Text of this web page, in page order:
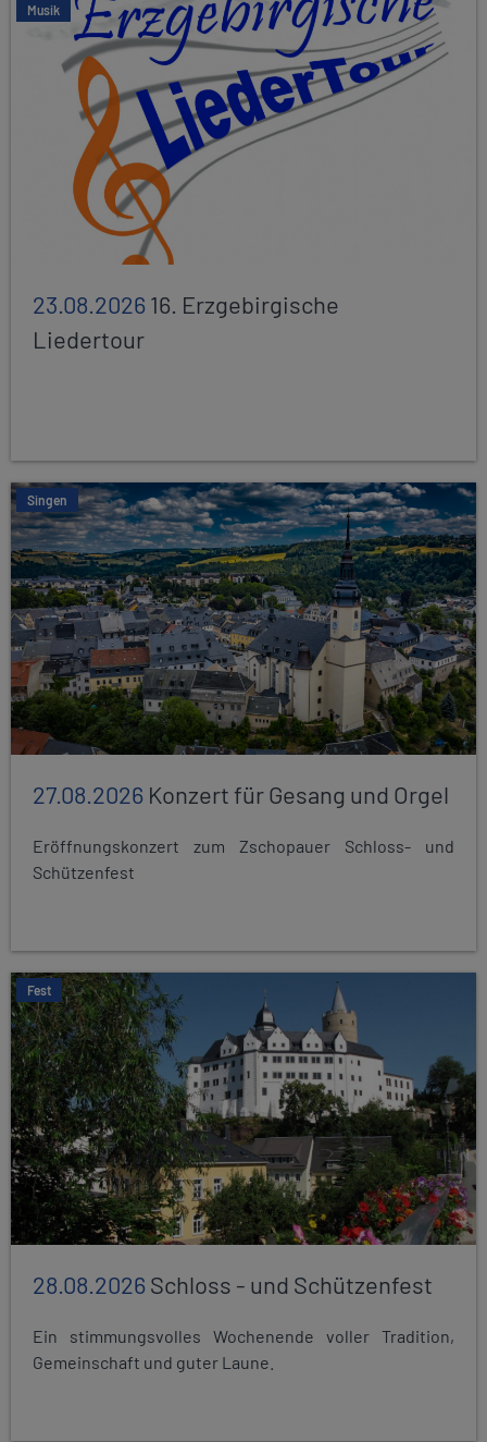
Musik
23.08.202616. Erzgebirgische
Liedertour
Singen
27.08.2026 Konzert für Gesang und Orgel
Eröffnungskonzert zum Zschopauer Schloss- und
Schützenfest
Fest
28.08.2026Schloss - und Schützenfest
Ein stimmungsvolles Wochenende voller Tradition,
Gemeinschaft und guter Laune.